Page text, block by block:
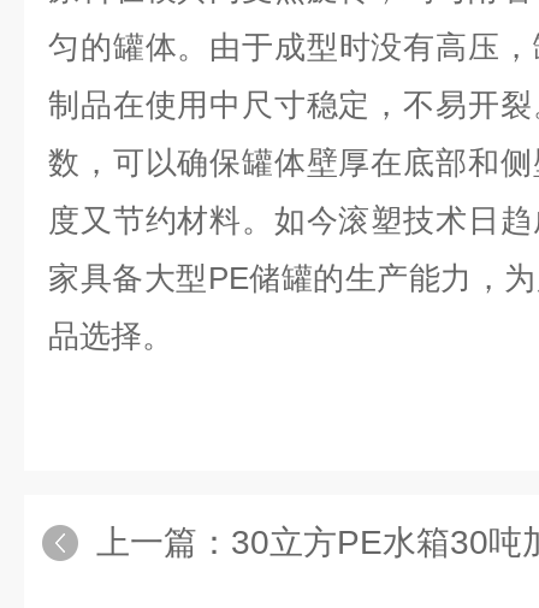
匀的罐体。由于成型时没有高压
制品在使用中尺寸稳定，不易开
数，可以确保罐体壁厚在底部和
度又节约材料。如今滚塑技术日
家具备大型 PE储罐的生产能力，
品选择。
上一篇： 30立方PE水箱30吨加厚型PE